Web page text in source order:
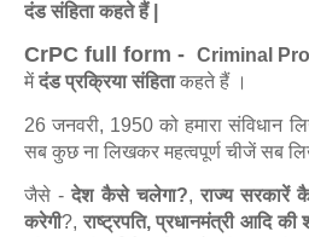
दंड संहिता कहते हैं |
CrPC full form - Criminal
मेंदंड प्रक्रिया संहिताकहते हैं ।
26 जनवरी, 1950 को हमारा संविधान
सब कुछ ना लिखकर महत्वपूर्ण चीजें सब
जैसे - देश कैसे चलेगा?,राज्य सरकारें
करेगी?,राष्ट्रपति, प्रधानमंत्री आदि की